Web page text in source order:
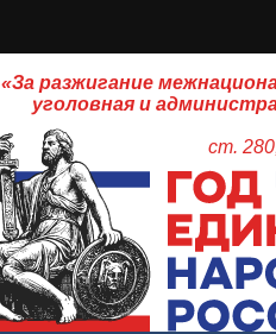
«За разжигание
уголовная и
ст.